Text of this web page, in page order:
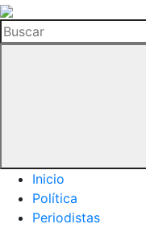
La
Hemeroteca
del
Buscar
Inicio
Política
Periodistas